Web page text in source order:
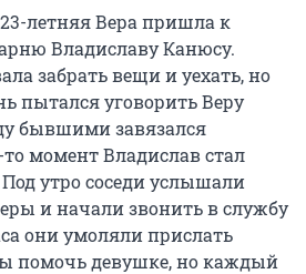
летняя Вера пришла к
Владиславу Канюсу.
забрать вещи и уехать, но
пытался уговорить Веру
бывшими завязался
момент Владислав стал
утро соседи услышали
и начали звонить в службу
они умоляли прислать
помочь девушке, но каждый